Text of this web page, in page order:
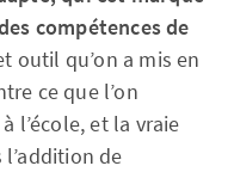
compétences de
outil qu’on a mis en
ce que l’on
l’école, et la vraie
l’addition de